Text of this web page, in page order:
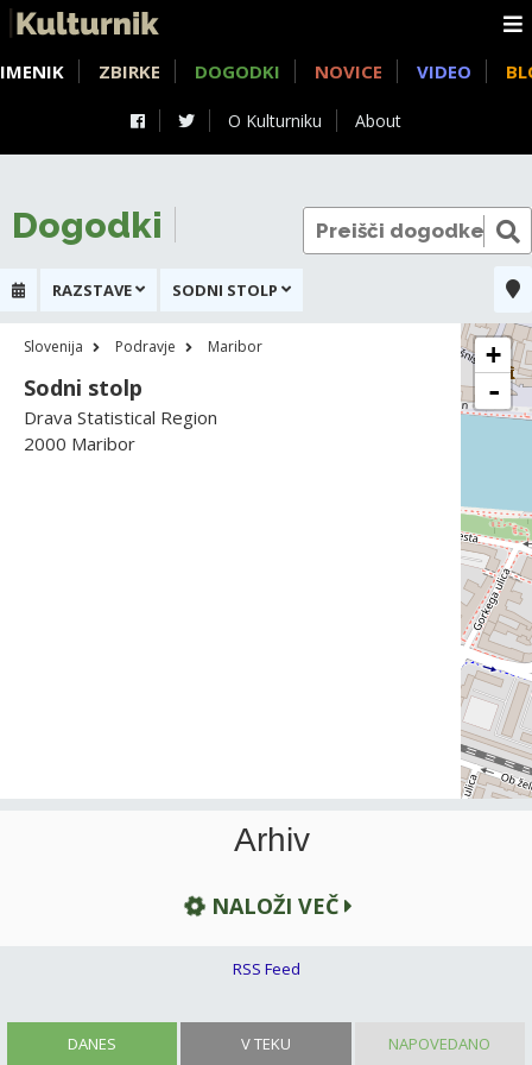
O Kulturniku About
IMENIK ZBIRKE DOGODKI NOVICE VIDEO
DANES V TEKU NAPOVEDANO
Dogodki
RAZSTAVE SODNI STOLP
Slovenija Podravje Maribor
Sodni stolp
Drava Statistical Region
2000 Maribor
+
-
Arhiv
NALOŽI VEČ
RSS Feed